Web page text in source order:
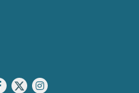
Facebook
X Instagram